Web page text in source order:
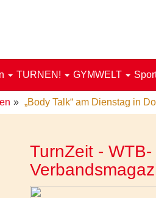
TURNEN! GYMWELT
„Body Talk“ am Dienstag in
TurnZeit - WTB-